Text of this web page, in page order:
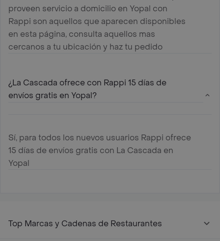
proveen servicio a domicilio en Yopal con
Rappi son aquellos que aparecen disponibles
en esta página, consulta aquellos mas
cercanos a tu ubicación y haz tu pedido
¿La Cascada ofrece con Rappi 15 días de
envíos gratis en Yopal?
Sí, para todos los nuevos usuarios Rappi ofrece
15 días de envíos gratis con La Cascada en
Yopal
Top Marcas y Cadenas de Restaurantes